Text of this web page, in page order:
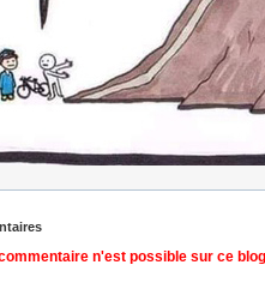
n'est possible sur ce